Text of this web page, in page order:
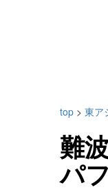
top > 東ア
難
パ